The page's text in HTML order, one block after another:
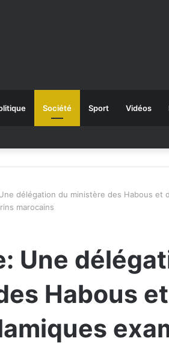
Société Sport Vidéos
délégation du ministère des Habous et
marocains
Une
Habous